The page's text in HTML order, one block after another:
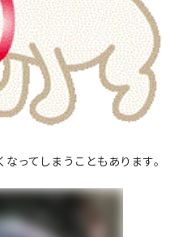
ってしまうこともあります。